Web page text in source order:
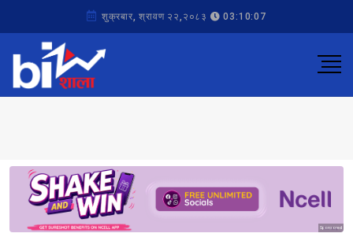
शुक्रबार, श्रावण २२,२०८३ 03:10:07
Sponsored